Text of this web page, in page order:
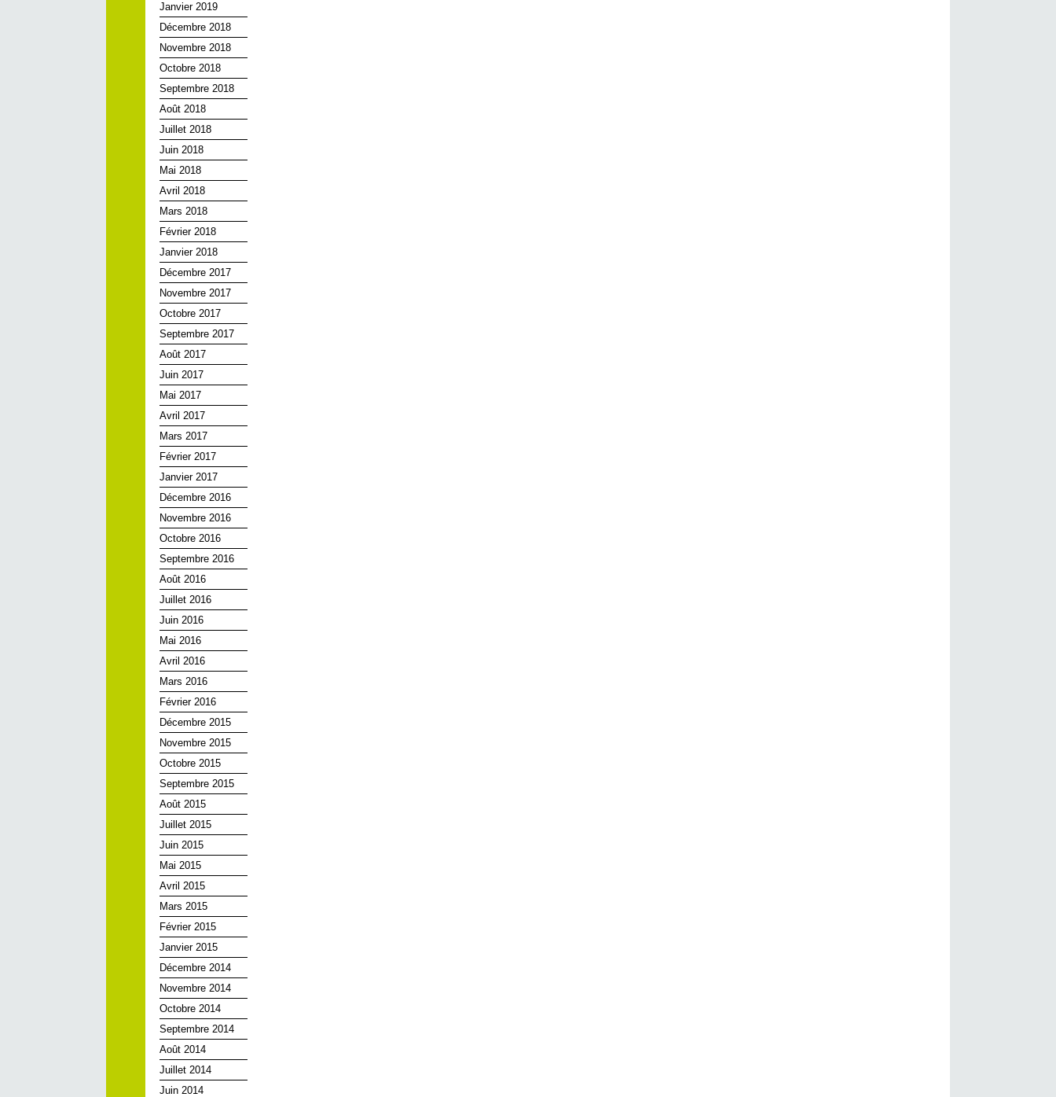
Janvier 2019
Décembre 2018
Novembre 2018
Octobre 2018
Septembre 2018
Août 2018
Juillet 2018
Juin 2018
Mai 2018
Avril 2018
Mars 2018
Février 2018
Janvier 2018
Décembre 2017
Novembre 2017
Octobre 2017
Septembre 2017
Août 2017
Juin 2017
Mai 2017
Avril 2017
Mars 2017
Février 2017
Janvier 2017
Décembre 2016
Novembre 2016
Octobre 2016
Septembre 2016
Août 2016
Juillet 2016
Juin 2016
Mai 2016
Avril 2016
Mars 2016
Février 2016
Décembre 2015
Novembre 2015
Octobre 2015
Septembre 2015
Août 2015
Juillet 2015
Juin 2015
Mai 2015
Avril 2015
Mars 2015
Février 2015
Janvier 2015
Décembre 2014
Novembre 2014
Octobre 2014
Septembre 2014
Août 2014
Juillet 2014
Juin 2014